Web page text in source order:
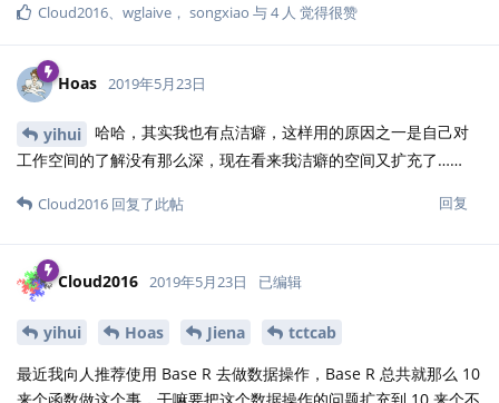
Cloud2016、 wglaive ， songxiao 与4人 觉得很赞
Hoas 2019年5月23日
yihui
哈哈，其实我也有点洁癖，这样用的原因之一是自己对
工作空间的了解没有那么深，现在看来我洁癖的空间又扩充了……
回复
Cloud2016 回复了此帖
Cloud2016 2019年5月23日 已编辑
yihui Hoas Jiena
tctcab
最近我向人推荐使用 Base R 去做数据操作，Base R 总共就那么 10